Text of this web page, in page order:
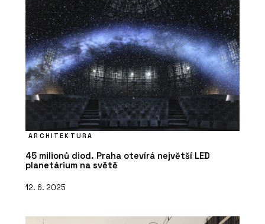
ARCHITEKTURA
45 milionů diod. Praha otevírá největší LED
planetárium na světě
12. 6. 2025